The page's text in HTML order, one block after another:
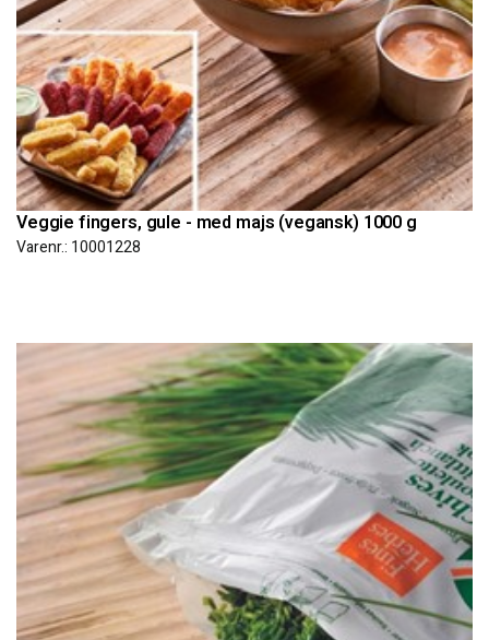
Veggie fingers, gule - med majs (vegansk) 1000 g
Varenr.: 10001228